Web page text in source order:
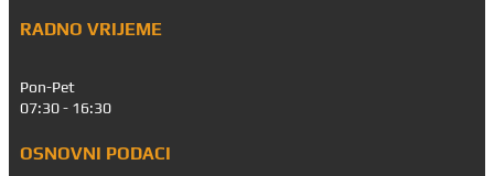
RADNO VRIJEME
Pon-Pet
07:30 - 16:30
OSNOVNI PODACI